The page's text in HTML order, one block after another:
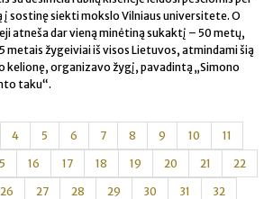
į sostinę siekti mokslo Vilniaus universitete. O
atneša dar vieną minėtiną sukaktį – 50 metų,
metais žygeiviai iš visos Lietuvos, atmindami šią
kelionę, organizavo žygį, pavadintą „Simono
taku“.
4 5 6 7 8 9 10 11
16 17 18 19 20 21 22
26 27 28 29 30 31 32